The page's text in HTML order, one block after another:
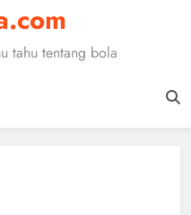
WSL
Salah, Tes
Kota Malang
tahu tentang bola